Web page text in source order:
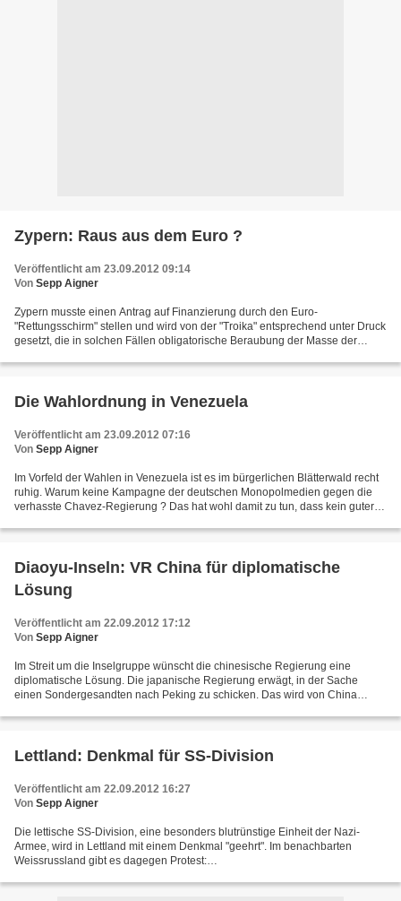
Zypern: Raus aus dem Euro ?
Veröffentlicht am 23.09.2012 09:14
Von Sepp Aigner
Zypern musste einen Antrag auf Finanzierung durch den Euro-
"Rettungsschirm" stellen und wird von der "Troika" entsprechend unter Druck
gesetzt, die in solchen Fällen obligatorische Beraubung der Masse der
Die Wahlordnung in Venezuela
Veröffentlicht am 23.09.2012 07:16
Von Sepp Aigner
Im Vorfeld der Wahlen in Venezuela ist es im bürgerlichen Blätterwald recht
ruhig. Warum keine Kampagne der deutschen Monopolmedien gegen die
verhasste Chavez-Regierung ? Das hat wohl damit zu tun, dass kein guter
Diaoyu-Inseln: VR China für diplomatische
Lösung
Veröffentlicht am 22.09.2012 17:12
Von Sepp Aigner
Im Streit um die Inselgruppe wünscht die chinesische Regierung eine
diplomatische Lösung. Die japanische Regierung erwägt, in der Sache
einen Sondergesandten nach Peking zu schicken. Das wird von China
Lettland: Denkmal für SS-Division
Veröffentlicht am 22.09.2012 16:27
Von Sepp Aigner
Die lettische SS-Division, eine besonders blutrünstige Einheit der Nazi-
Armee, wird in Lettland mit einem Denkmal "geehrt". Im benachbarten
Weissrussland gibt es dagegen Protest:
legion-denkmal.html...